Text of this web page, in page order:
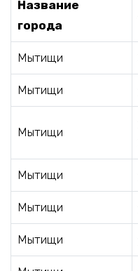
Название
города
Мытищи
Мытищи
Мытищи
Мытищи
Мытищи
Мытищи